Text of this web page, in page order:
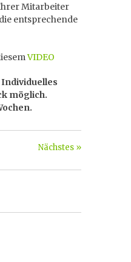
Mitarbeiter
entsprechende
VIDEO
möglich.
Nächstes »